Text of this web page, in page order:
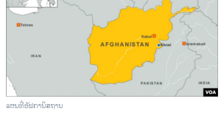
ອິດສະຫຼະພາບດ້ານການຂ່າວ
ຊີວິດຊາວລາວ
ວິທະຍາສາດ-ເທັກໂນໂລຈີ
ທຸລະກິດ
ພາສາອັງກິດ
ແຜນທີ່ອັຟການິສຖານ